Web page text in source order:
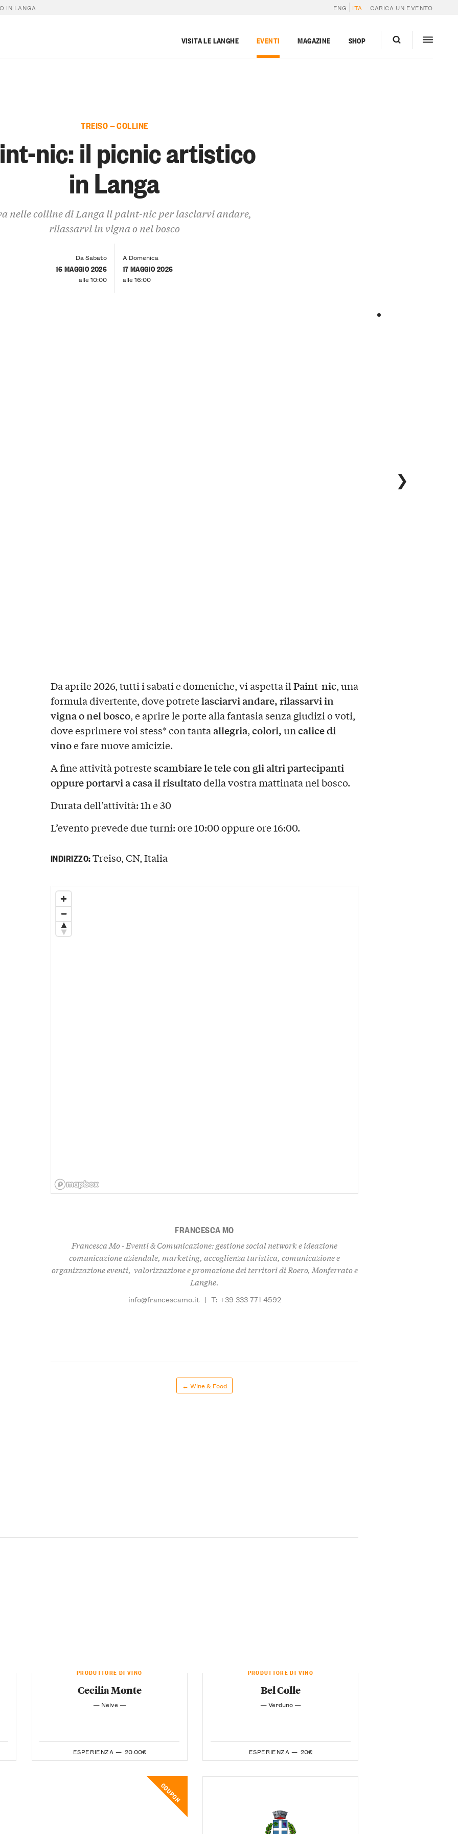
IN LANGA ENG ITA CARICA UN EVENTO
VISITA LE LANGHE EVENTI MAGAZINE SHOP
TREISO — COLLINE
nic: il picnic artistico
in Langa
nelle colline di Langa il paint-nic per lasciarvi andare,
rilassarvi in vigna o nel bosco
Da Sabato
16 MAGGIO 2026
alle 10:00
A Domenica
17 MAGGIO 2026
alle 16:00
❯
Da aprile 2026, tutti i sabati e domeniche, vi aspetta ilPaint-nic, una
formula divertente, dove potretelasciarvi andare, rilassarvi in
vigna o nel bosco, e aprire le porte alla fantasia senza giudizi o voti,
dove esprimere voi stess* con tantaallegria,colori,uncalice di
vinoe fare nuove amicizie.
A fine attività potrestescambiare le tele con gli altri partecipanti
oppure portarvi a casa il risultatodella vostra mattinata nel bosco.
Durata dell’attività: 1h e 30
L’evento prevede due turni: ore 10:00 oppure ore 16:00.
INDIRIZZO:Treiso, CN, Italia
FRANCESCA MO
Francesca Mo - Eventi & Comunicazione: gestione social network e ideazione
comunicazione aziendale, marketing, accoglienza turistica, comunicazione e
organizzazione eventi, valorizzazione e promozione dei territori di Roero, Monferrato e
Langhe.
info@francescamo.it | T: +39 333 771 4592
← Wine & Food
PRODUTTORE DI VINO
Cecilia Monte
— Neive —
ESPERIENZA — 20.00€
PRODUTTORE DI VINO
Bel Colle
— Verduno —
ESPERIENZA — 20€
COUPON